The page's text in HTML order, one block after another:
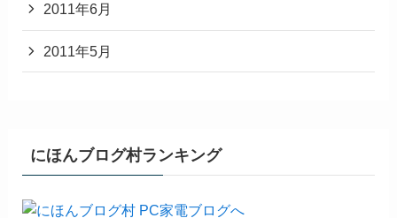
2011年6月
2011年5月
にほんブログ村ランキング